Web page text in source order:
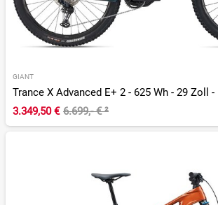
GIANT
Trance X Advanced E+ 2 - 625 Wh - 29 Zoll -
3.349,50 € 6.699,- €²